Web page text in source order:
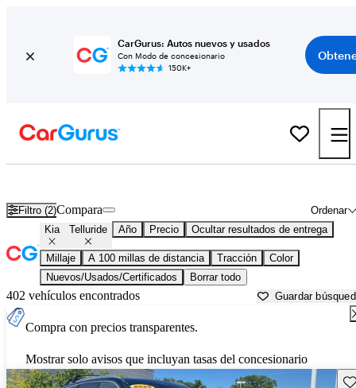
CarGurus: Autos nuevos y usados
Con Modo de concesionario
150K+
Filtro (2) Ordenar
Compara
Kia Telluride Año Precio Ocultar resultados de entrega
Millaje A 100 millas de distancia Tracción
Color
Nuevos/Usados/Certificados
Borrar todo
402 vehículos encontrados Guardar
Compra con precios transparentes.
Mostrar solo avisos que incluyan tasas del concesionario